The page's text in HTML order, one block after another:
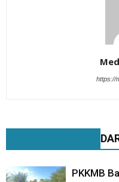
https://
PKKMB